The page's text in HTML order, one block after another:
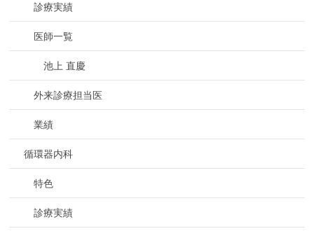
診療実績
医師一覧
池上 直慶
外来診療担当医
業績
循環器内科
特色
診療実績